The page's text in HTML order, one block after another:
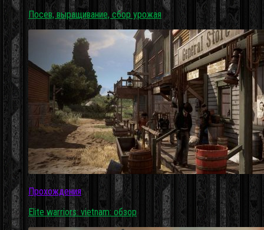
Посев, выращивание, сбор урожая
Прохождения
Elite warriors: vietnam: обзор